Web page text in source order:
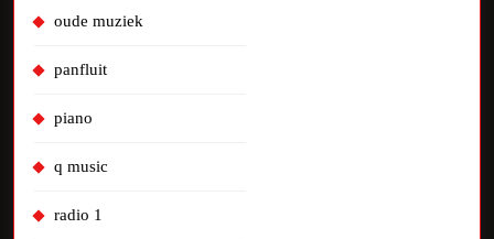
oude muziek
panfluit
piano
q music
radio 1